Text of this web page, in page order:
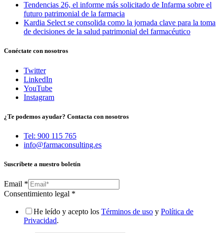
Tendencias 26, el informe más solicitado de Infarma sobre el
futuro patrimonial de la farmacia
Kardia Select se consolida como la jornada clave para la toma
de decisiones de la salud patrimonial del farmacéutico
Conéctate con nosotros
Twitter
LinkedIn
YouTube
Instagram
¿Te podemos ayudar? Contacta con nosotros
Tel: 900 115 765
info@farmaconsulting.es
Suscríbete a nuestro boletín
Email *
Consentimiento legal *
He leído y acepto los Términos de uso y Política de
Privacidad.